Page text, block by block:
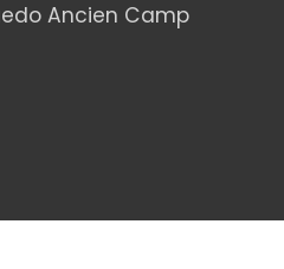
Ancien Camp